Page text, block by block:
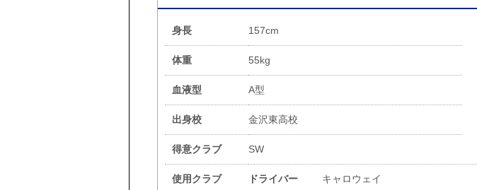
身長 157cm
体重 55kg
血液型 A型
出身校 金沢東高校
得意クラブ SW
使用クラブ ドライバー キャロウェイ